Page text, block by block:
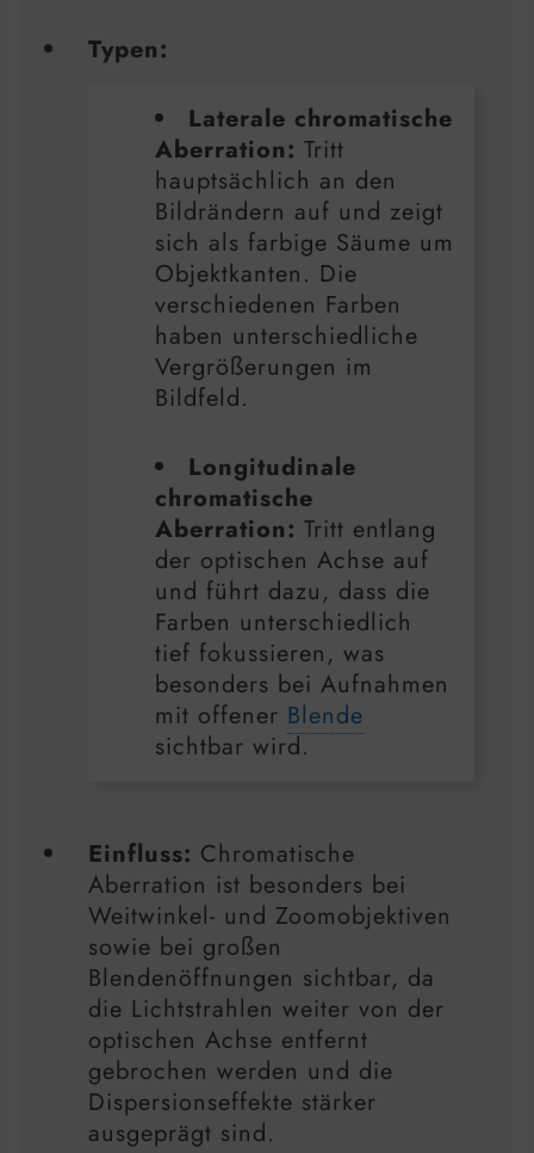
Typen:
Laterale chromatische
Aberration: Tritt
hauptsächlich an den
Bildrändern auf und zeigt
sich als farbige Säume um
Objektkanten. Die
verschiedenen Farben
haben unterschiedliche
Vergrößerungen im
Bildfeld.
Longitudinale
chromatische
Aberration: Tritt entlang
der optischen Achse auf
und führt dazu, dass die
Farben unterschiedlich
tief fokussieren, was
besonders bei Aufnahmen
mit offener Blende
sichtbar wird.
Einfluss: Chromatische
Aberration ist besonders bei
Weitwinkel- und Zoomobjektiven
sowie bei großen
Blendenöffnungen sichtbar, da
die Lichtstrahlen weiter von der
optischen Achse entfernt
gebrochen werden und die
Dispersionseffekte stärker
ausgeprägt sind.